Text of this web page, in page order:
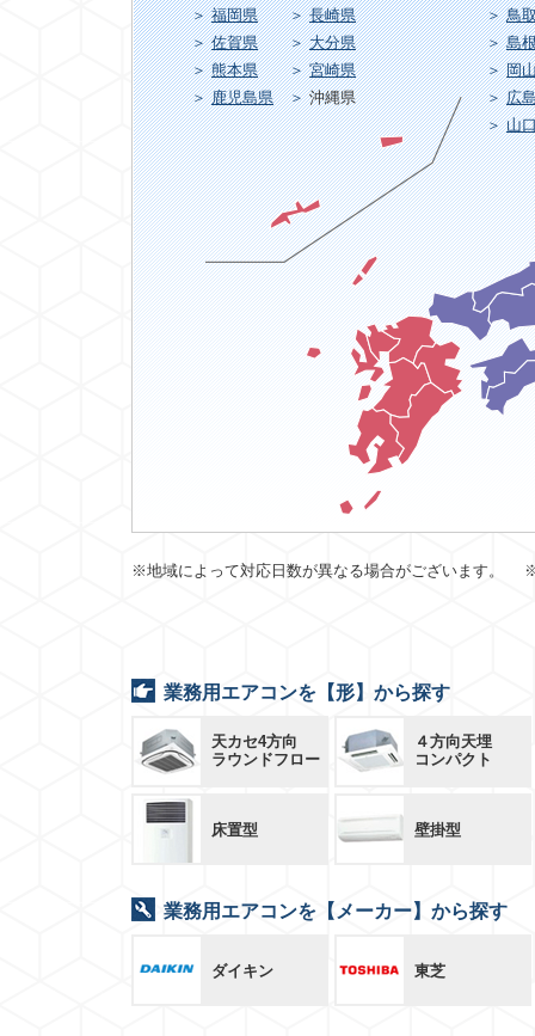
福岡県
長崎県
佐賀県
大分県
熊本県
宮崎県
鹿児島県
沖縄県
鳥
島
岡
広
山
※地域によって対応日数が異なる場合がございます。
業務用エアコンを【形】から探す
天カセ4方向
ラウンドフロー
４方向天埋
コンパクト
床置型 壁掛型
業務用エアコンを【メーカー】から探す
ダイキン 東芝